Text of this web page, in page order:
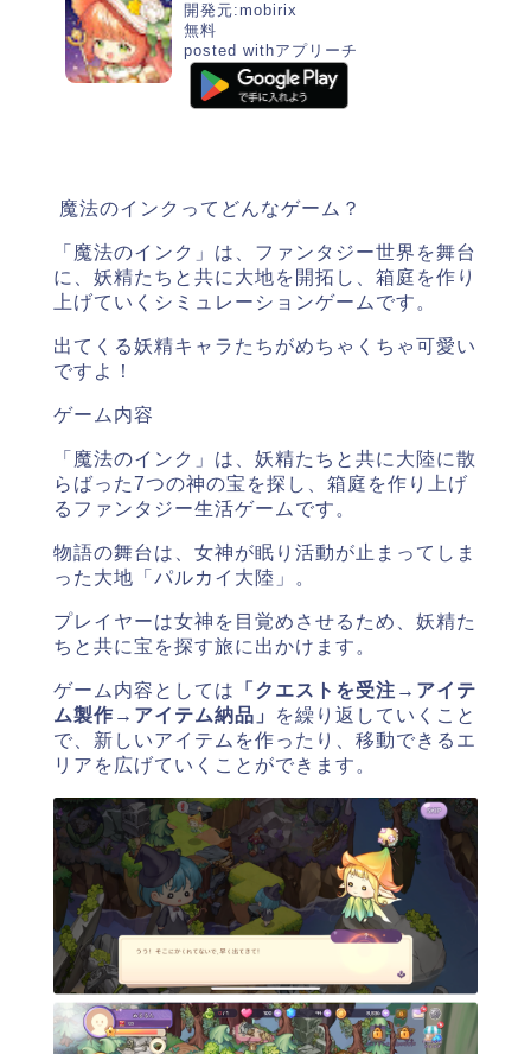
開発元: mobirix
無料
posted withアプリーチ
魔法のインクってどんなゲーム？
「魔法のインク」は、ファンタジー世界を舞台
に、 妖精たちと共に大地を開拓し、箱庭を作り
上げていくシミュレーションゲームです。
出てくる妖精キャラたちがめちゃくちゃ可愛い
ですよ！
ゲーム内容
「魔法のインク」は、妖精たちと共に大陸に散
らばった7つの神の宝を探し、箱庭を作り上げ
るファンタジー生活ゲームです。
物語の舞台は、女神が眠り活動が止まってしま
った大地「パルカイ大陸」。
プレイヤーは女神を目覚めさせるため、 妖精た
ちと共に宝を探す旅に出かけます。
ゲーム内容としては
「クエストを受注→アイテ
ム製作→アイテム納品」
を繰り返していくこと
で、 新しいアイテムを作ったり、移動できるエ
リアを広げていくことができます。